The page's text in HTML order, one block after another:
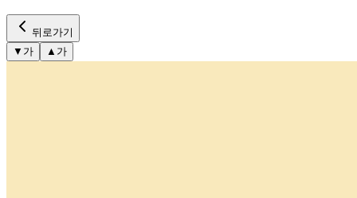
뒤로가기
▼ 가 ▲ 가